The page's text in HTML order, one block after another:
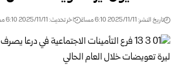
تاريخ النشر: 2025/11/11 6:10 مساءً اخر تحديث: 2025/11/11 6:10 مساءً